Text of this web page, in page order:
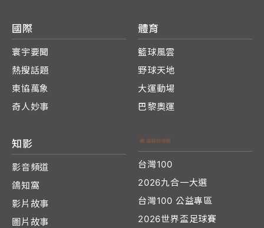
國際
寰宇要聞
熱搜話題
東協萬象
奇人妙事
體育
籃球風雲
野球天地
大運動場
巴黎奧運
知影
影音頻道
鴿知窩
影片故事
圖片故事
台灣100
2026九合一大選
台灣100 公益專區
2026世界盃足球賽